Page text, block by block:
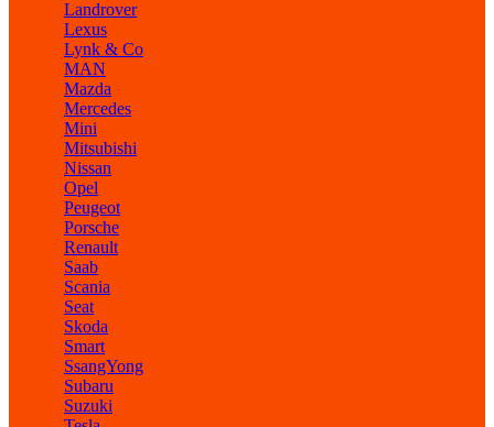
Landrover
Lexus
Lynk & Co
MAN
Mazda
Mercedes
Mini
Mitsubishi
Nissan
Opel
Peugeot
Porsche
Renault
Saab
Scania
Seat
Skoda
Smart
SsangYong
Subaru
Suzuki